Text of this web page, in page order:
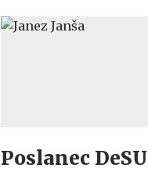
Poslanec